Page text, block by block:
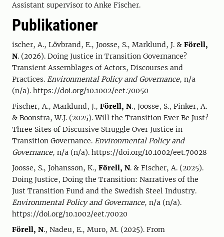
Assistant supervisor to Anke Fischer.
Publikationer
ischer, A., Lövbrand, E., Joosse, S., Marklund, J. & Förell,
N. (2026). Doing Justice in Transition Governance?
Transient Assemblages of Actors, Discourses and
Practices. Environmental Policy and Governance, n/a
(n/a). https://doi.org/10.1002/eet.70050
Fischer, A., Marklund, J., Förell, N., Joosse, S., Pinker, A.
& Boonstra, W.J. (2025). Will the Transition Ever Be Just?
Three Sites of Discursive Struggle Over Justice in
Transition Governance. Environmental Policy and
Governance, n/a (n/a). https://doi.org/10.1002/eet.70028
Joosse, S., Johansson, K., Förell, N. & Fischer, A. (2025).
Doing Justice, Doing the Transition: Narratives of the
Just Transition Fund and the Swedish Steel Industry.
Environmental Policy and Governance, n/a (n/a).
https://doi.org/10.1002/eet.70020
Förell, N., Nadeu, E., Muro, M. (2025). From